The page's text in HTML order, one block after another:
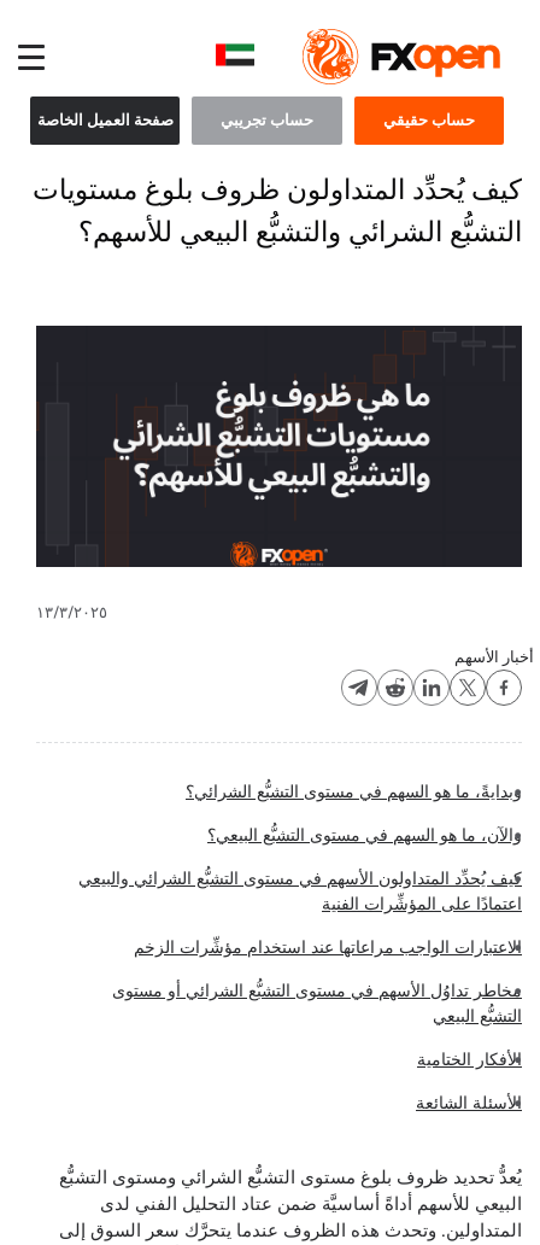
حساب حقيقي حساب تجريبي صفحة العميل الخاصة
كيف يُحدِّد المتداولون ظروف بلوغ مستويات
التشبُّع الشرائي والتشبُّع البيعي للأسهم؟
١٣/٣/٢٠٢٥
أخبار الأسهم
وبدايةً، ما هو السهم في مستوى التشبُّع الشرائي؟
والآن، ما هو السهم في مستوى التشبُّع البيعي؟
كيف يُحدِّد المتداولون الأسهم في مستوى التشبُّع الشرائي والبيعي
اعتمادًا على المؤشِّرات الفنية
الاعتبارات الواجب مراعاتها عند استخدام مؤشِّرات الزخم
مخاطر تداوُل الأسهم في مستوى التشبُّع الشرائي أو مستوى
التشبُّع البيعي
الأفكار الختامية
الأسئلة الشائعة
يُعدُّ تحديد ظروف بلوغ مستوى التشبُّع الشرائي ومستوى التشبُّع
البيعي للأسهم أداةً أساسيَّة ضمن عتاد التحليل الفني لدى
المتداولين. وتحدث هذه الظروف عندما يتحرَّك سعر السوق إلى